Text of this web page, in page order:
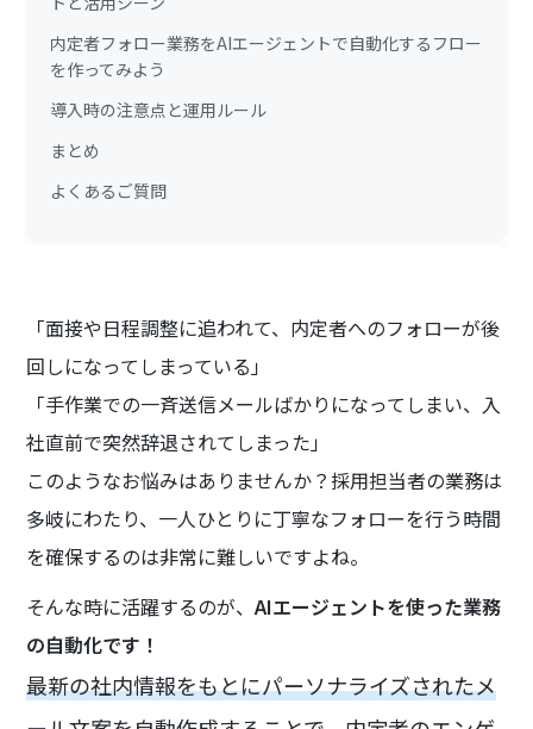
内定者フォロー業務をAIエージェントで自動化するフロー
を作ってみよう
導入時の注意点と運用ルール
まとめ
よくあるご質問
「面接や日程調整に追われて、内定者へのフォローが後
回しになってしまっている」
「手作業での一斉送信メールばかりになってしまい、入
社直前で突然辞退されてしまった」
このようなお悩みはありませんか？採用担当者の業務は
多岐にわたり、一人ひとりに丁寧なフォローを行う時間
を確保するのは非常に難しいですよね。
そんな時に活躍するのが、AIエージェントを使った業務
の自動化です！
最新の社内情報をもとにパーソナライズされたメ